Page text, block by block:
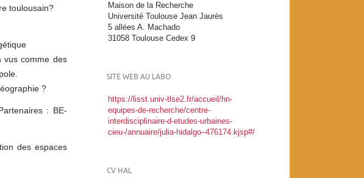
toulousain?
vus comme des
?
: BE-
des espaces
Maison de la Recherche
Université Toulouse Jean Jaurès
5 allées A. Machado
31058 Toulouse Cedex 9
SITE WEB AU LABO
https://lisst.univ-tlse2.fr/accueil/hn-
equipes-de-recherche/centre-
interdisciplinaire-d-etudes-urbaines-
cieu-/annuaire/julia-hidalgo–476174.kjsp#/
CV HAL